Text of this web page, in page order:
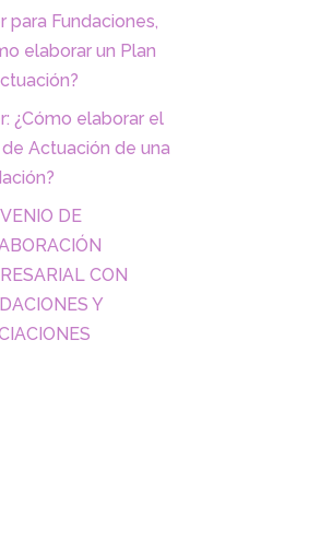
para Fundaciones,
elaborar un Plan
¿Cómo elaborar el
de Actuación de una
DE
CON
Y